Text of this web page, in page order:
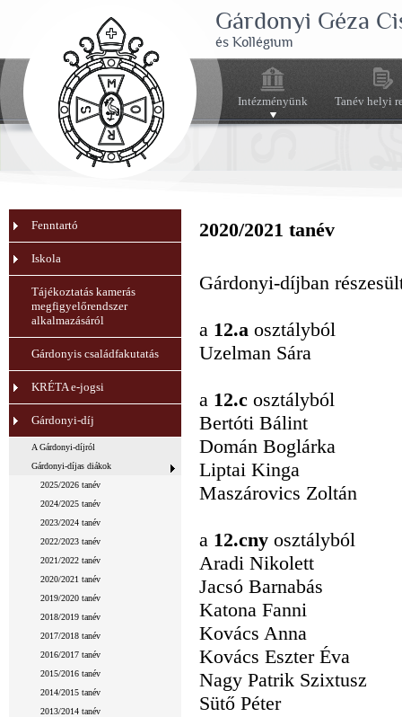
Gárdonyi Géza
és Kollégium
Intézményünk Tanév helyi
Fenntartó
Iskola
Tájékoztatás kamerás
megfigyelőrendszer
alkalmazásáról
Gárdonyis családfakutatás
KRÉTA e-jogsi
Gárdonyi-díj
A Gárdonyi-díjról
Gárdonyi-díjas diákok
2025/2026 tanév
2024/2025 tanév
2023/2024 tanév
2022/2023 tanév
2021/2022 tanév
2020/2021 tanév
2019/2020 tanév
2018/2019 tanév
2017/2018 tanév
2016/2017 tanév
2015/2016 tanév
2014/2015 tanév
2013/2014 tanév
2020/2021 tanév
Gárdonyi-díjban
a 12.a osztályból
Uzelman Sára
a 12.c osztályból
Bertóti Bálint
Domán Boglárka
Liptai Kinga
Maszárovics Zoltán
a 12.cny osztályból
Aradi Nikolett
Jacsó Barnabás
Katona Fanni
Kovács Anna
Kovács Eszter Éva
Nagy Patrik Szixtusz
Sütő Péter